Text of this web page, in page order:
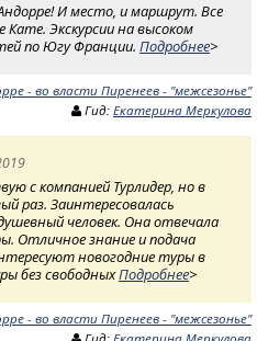
И место, и маршрут. Все
Экскурсии на высоком
по Югу Франции. Подробнее>
- во власти Пиренеев - "межсезонье"
Гид: Екатерина Меркулова
с компанией Турлидер, но в
раз. Заинтересовалась
человек. Она отвечала
Отличное знание и подача
новогодние туры в
без свободныхПодробнее>
- во власти Пиренеев - "межсезонье"